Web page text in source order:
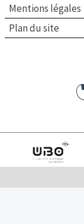
Université de
Bretagne occidentale
Mentions légales
Plan du site